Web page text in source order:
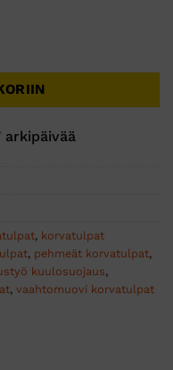
, korvatulpat
, pehmeät korvatulpat,
kuulosuojaus,
, vaahtomuovi korvatulpat